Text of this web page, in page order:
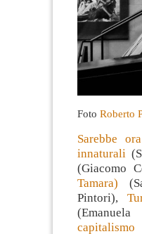
Foto Roberto
Sarebbe
innaturali
(Giacomo
Tamara)
Pintori),
capitalismo